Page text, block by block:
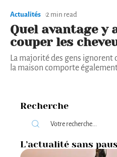
Actualités 2 min read
Quel avantage y
couper les
La majorité des gens ignorent
la maison comporte
Recherche
L’actualité sans